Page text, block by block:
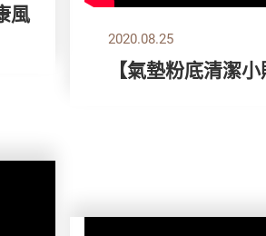
風
2020.08.25
【氣墊粉底清潔